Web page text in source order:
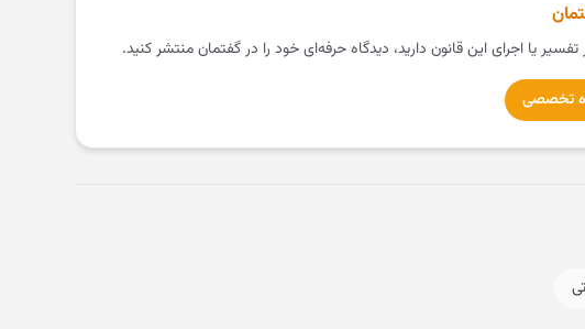
تفسیر یا اجرای این قانون دارید، دیدگاه حرفه‌ای خود را در گفتمان منتشر کنید.
تخصصی